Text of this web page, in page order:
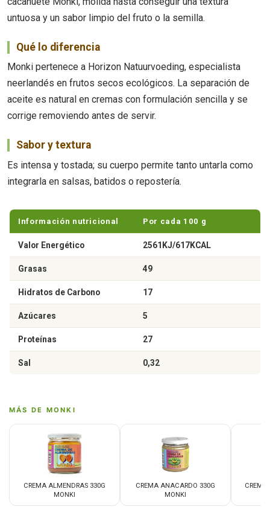
untuosa y un sabor limpio del fruto o la semilla.
Qué lo diferencia
Monki pertenece a Horizon Natuurvoeding, especialista
neerlandés en frutos secos ecológicos. La separación de
aceite es natural en cremas con formulación sencilla y se
corrige removiendo antes de servir.
Sabor y textura
Es intensa y tostada; su cuerpo permite tanto untarla como
integrarla en salsas, batidos o repostería.
Información nutricional Por cada 100 g
Valor Energético 2561KJ/617KCAL
Grasas 49
Hidratos de Carbono 17
Azúcares 5
Proteínas 27
Sal 0,32
MÁS DE MONKI
CREMA ALMENDRAS 330G
MONKI
CREMA ANACARDO 330G
MONKI